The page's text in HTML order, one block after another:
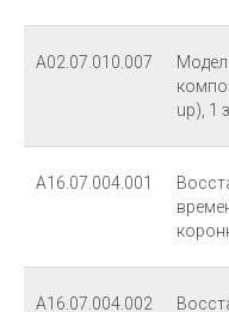
А02.07.010.007
up), 1
А16.07.004.001
А16.07.004.002
Вс: выходной